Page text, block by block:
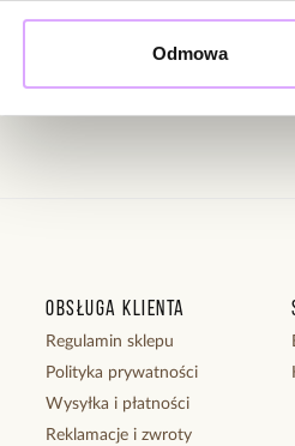
Odmowa
Wprowadzając i zatwierdzając
Regulaminie.
Obsługa klienta
Regulamin sklepu
Polityka prywatności
Wysyłka i płatności
Reklamacje i zwroty